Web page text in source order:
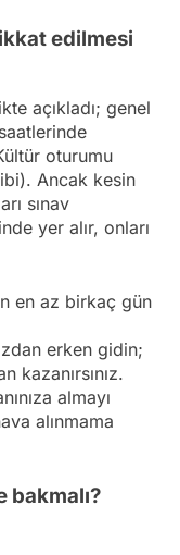
edilmesi
açıkladı; genel
oturumu
Ancak kesin
sınav
yer alır, onları
en az birkaç gün
erken gidin;
kazanırsınız.
almayı
alınmama